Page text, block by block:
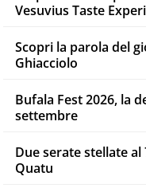
Vesuvius Taste
Scopri la parola del
Ghiacciolo
Bufala Fest 2026, la
settembre
Due serate stellate al
Quatu